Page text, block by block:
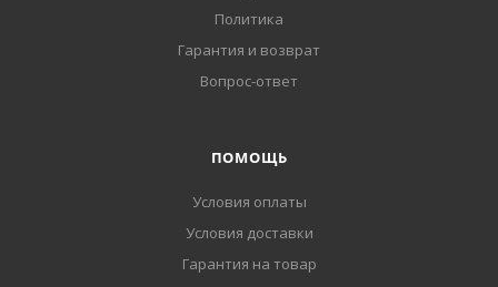
Политика
Гарантия и возврат
Вопрос-ответ
ПОМОЩЬ
Условия оплаты
Условия доставки
Гарантия на товар